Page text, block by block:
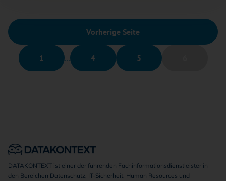
Vorherige Seite
1 … 4 5
DATAKONTEXT ist einer der führenden Fachinformationsdienstleister in
den Bereichen Datenschutz, IT-Sicherheit, Human Resources und